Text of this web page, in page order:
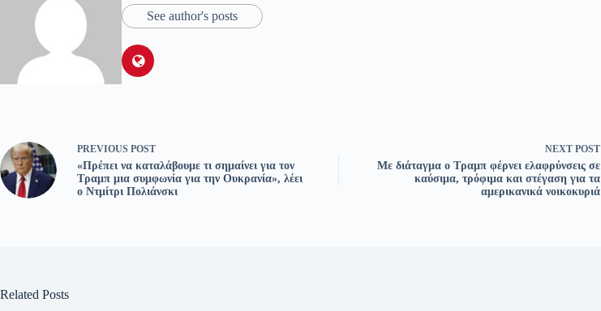
See author's posts
PREVIOUS POST
«Πρέπει να καταλάβουμε τι σημαίνει για τον
Τραμπ μια συμφωνία για την Ουκρανία», λέει
ο Ντμίτρι Πολιάνσκι
NEXT POST
Με διάταγμα ο Τραμπ φέρνει ελαφρύνσεις σε
καύσιμα, τρόφιμα και στέγαση για τα
αμερικανικά νοικοκυριά
Related Posts